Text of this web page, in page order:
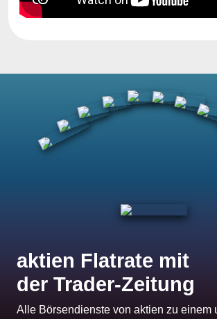
aktien Flatrate mit
der Trader-Zeitung
Alle Börsendienste von aktien zu einem